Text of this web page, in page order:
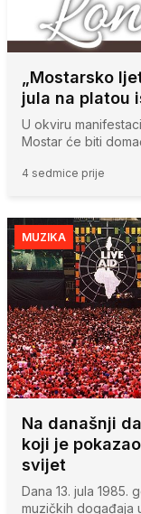
„Mostarsko
jula na platou
U okviru
Mostar će biti
4 sedmice prije
MUZIKA
Na današnji
koji je
svijet
Dana 13. jula 1985.
muzičkih događaja